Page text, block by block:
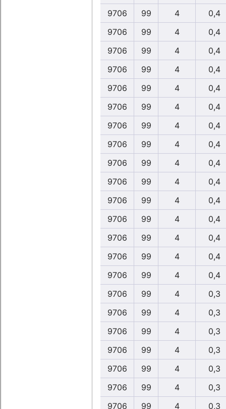
9706
99 4
0,4
9706
99 4
0,4
9706
99 4
0,4
9706
99 4
0,4
9706
99 4
0,4
9706
99 4
0,4
9706
99 4
0,4
9706
99 4
0,4
9706
99 4
0,4
9706
99 4
0,4
9706
99 4
0,4
9706
99 4
0,4
9706
99 4
0,4
9706
99 4
0,4
9706
99 4
0,4
9706
99 4
0,3
9706
99 4
0,3
9706
99 4
0,3
9706
99 4
0,3
9706
99 4
0,3
9706
99 4
0,3
9706
99 4
0,3